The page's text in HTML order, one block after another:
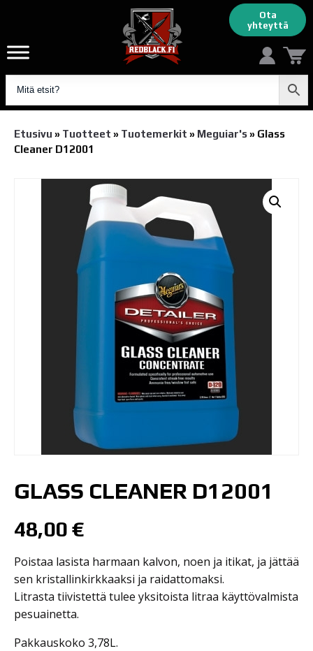
Ota
yhteyttä
Etusivu » Tuotteet » Tuotemerkit » Meguiar's» Glass
Cleaner D12001
GLASS CLEANER D12001
48,00 €
Poistaa lasista harmaan kalvon, noen ja itikat, ja jättää
sen kristallinkirkkaaksi ja raidattomaksi.
Litrasta tiivistettä tulee yksitoista litraa käyttövalmista
pesuainetta.
Pakkauskoko 3,78L.